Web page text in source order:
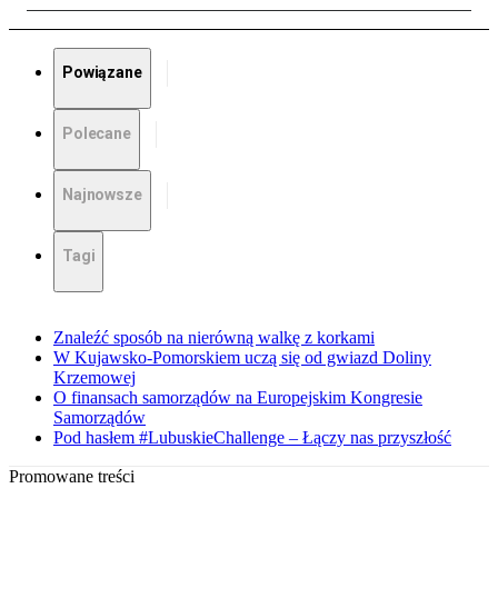
Powiązane
Polecane
Najnowsze
Tagi
Znaleźć sposób na nierówną walkę z korkami
W Kujawsko-Pomorskiem uczą się od gwiazd Doliny
Krzemowej
O finansach samorządów na Europejskim Kongresie
Samorządów
Pod hasłem #LubuskieChallenge – Łączy nas przyszłość
Promowane treści